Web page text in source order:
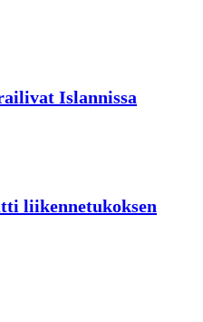
Islannissa
liikennetukoksen